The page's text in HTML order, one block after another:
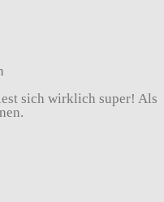
sich wirklich super! Als